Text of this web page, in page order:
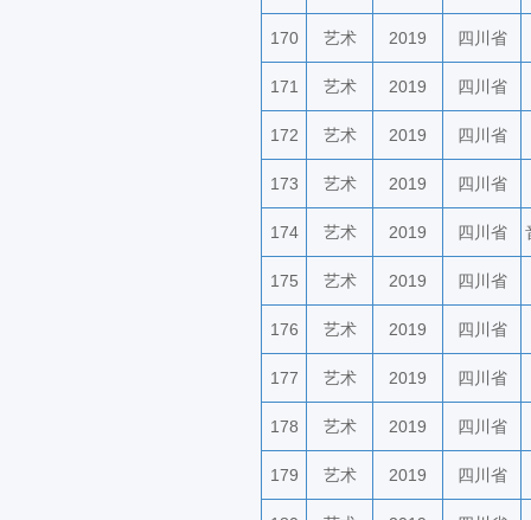
170 艺术 2019 四川省
171 艺术 2019 四川省
172 艺术 2019 四川省
173 艺术 2019 四川省
174 艺术 2019 四川省
175 艺术 2019 四川省
176 艺术 2019 四川省
177 艺术 2019 四川省
178 艺术 2019 四川省
179 艺术 2019 四川省